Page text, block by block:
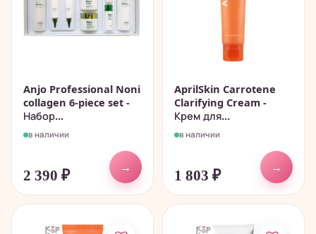
Anjo Professional Noni
collagen 6-piece set -
Набор...
в наличии
2 390 ₽
→
AprilSkin Carrotene
Clarifying Cream -
Крем для...
в наличии
1 803 ₽
→